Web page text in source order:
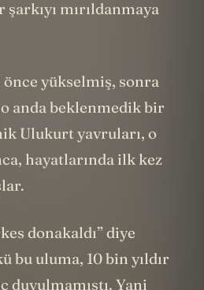
mırıldanmaya
önce yükselmiş, sonra
anda beklenmedik bir
Ulukurt yavruları, o
hayatlarında ilk kez
donakaldı” diye
bu uluma, 10 bin yıldır